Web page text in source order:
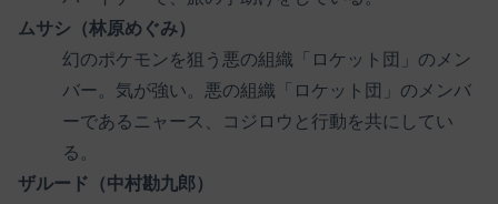
ムサシ（林原めぐみ）
幻のポケモンを狙う悪の組織「ロケット団」のメン
バー。気が強い。悪の組織「ロケット団」のメンバ
ーであるニャース、コジロウと行動を共にしてい
る。
ザルード（中村勘九郎）